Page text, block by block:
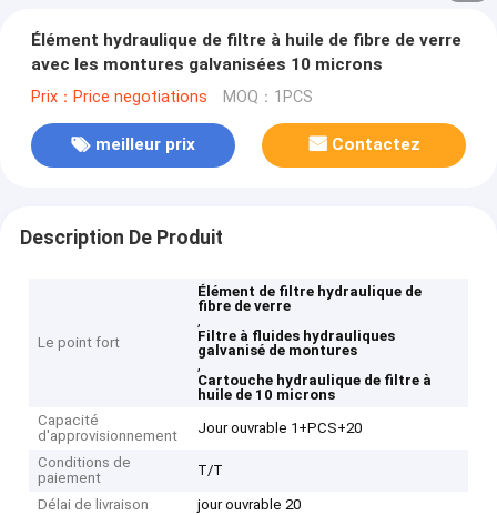
Élément hydraulique de filtre à huile de fibre de verre
avec les montures galvanisées 10 microns
Prix：Price negotiations MOQ：1PCS
meilleur prix Contactez
Description De Produit
Le point fort
Élément de filtre hydraulique de
fibre de verre
,
Filtre à fluides hydrauliques
galvanisé de montures
,
Cartouche hydraulique de filtre à
huile de 10 microns
Capacité
d'approvisionnement
Jour ouvrable 1+PCS+20
Conditions de
paiement
T/T
Délai de livraison
jour ouvrable 20